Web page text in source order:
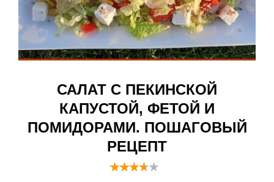
САЛАТ С ПЕКИНСКОЙ
КАПУСТОЙ, ФЕТОЙ И
ПОМИДОРАМИ. ПОШАГОВЫЙ
РЕЦЕПТ